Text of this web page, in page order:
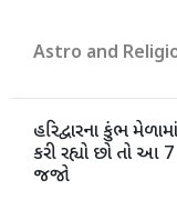
Astro and
હરિદ્વારના કુંભ
કરી રહ્યો છો તો આ
જજો